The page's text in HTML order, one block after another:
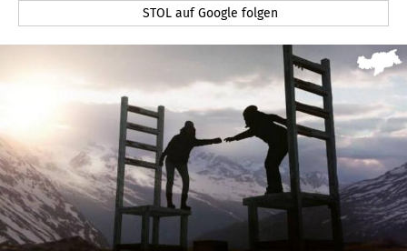
STOL auf Google folgen